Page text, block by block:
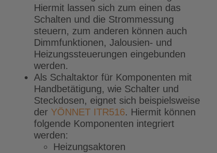
Hiermit lassen sich zum einen das
Schalten und die Strommessung
steuern, zum anderen können auch
Dimmfunktionen, Jalousien- und
Heizungssteuerungen eingebunden
werden.
Als Schaltaktor für Komponenten mit
Handbetätigung, wie Schalter und
Steckdosen, eignet sich beispielsweise
der YÖNNET ITR516. Hiermit können
folgende Komponenten integriert
werden:
Heizungsaktoren